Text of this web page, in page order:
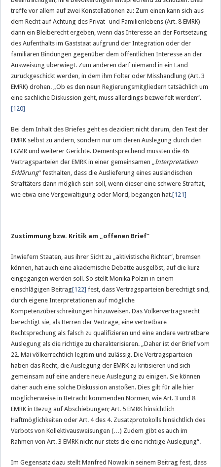
treffe vor allem auf zwei Konstellationen zu: Zum einen kann sich aus
dem Recht auf Achtung des Privat- und Familienlebens (Art. 8 EMRK)
dann ein Bleiberecht ergeben, wenn das Interesse an der Fortsetzung
des Aufenthalts im Gaststaat aufgrund der Integration oder der
familiären Bindungen gegenüber dem öffentlichen Interesse an der
Ausweisung überwiegt. Zum anderen darf niemand in ein Land
zurückgeschickt werden, in dem ihm Folter oder Misshandlung (Art. 3
EMRK) drohen. „Ob es den neun Regierungsmitgliedern tatsächlich um
eine sachliche Diskussion geht, muss allerdings bezweifelt werden“.
[120]
Bei dem Inhalt des Briefes geht es dezidiert nicht darum, den Text der
EMRK selbst zu ändern, sondern nur um deren Auslegung durch den
EGMR und weiterer Gerichte. Dementsprechend müssten die 46
Vertragsparteien der EMRK in einer gemeinsamen „Interpretativen
Erklärung“ festhalten, dass die Auslieferung eines ausländischen
Straftäters dann möglich sein soll, wenn dieser eine schwere Straftat,
wie etwa eine Vergewaltigung oder Mord, begangen hat.[121]
Zustimmung bzw. Kritik am „offenen Brief“
Inwiefern Staaten, aus ihrer Sicht zu „aktivistische Richter“, bremsen
können, hat auch eine akademische Debatte ausgelöst, auf die kurz
eingegangen werden soll. So stellt Monika Polzin in einem
einschlägigen Beitrag[122] fest, dass Vertragsparteien berechtigt sind,
durch eigene Interpretationen auf mögliche
Kompetenzüberschreitungen hinzuweisen. Das Völkervertragsrecht
berechtigt sie, als Herren der Verträge, eine vertretbare
Rechtsprechung als falsch zu qualifizieren und eine andere vertretbare
Auslegung als die richtige zu charakterisieren. „Daher ist der Brief vom
22. Mai völkerrechtlich legitim und zulässig. Die Vertragsparteien
haben das Recht, die Auslegung der EMRK zu kritisieren und sich
gemeinsam auf eine andere neue Auslegung zu einigen. Sie können
daher auch eine solche Diskussion anstoßen. Dies gilt für alle hier
möglicherweise in Betracht kommenden Normen, wie Art. 3 und 8
EMRK in Bezug auf Abschiebungen; Art. 5 EMRK hinsichtlich
Haftmöglichkeiten oder Art. 4 des 4. Zusatzprotokolls hinsichtlich des
Verbots von Kollektivausweisungen (…) Zudem gibt es auch im
Rahmen von Art. 3 EMRK nicht nur stets die eine richtige Auslegung“.
Im Gegensatz dazu stellt Manfred Nowak in seinem Beitrag fest, dass